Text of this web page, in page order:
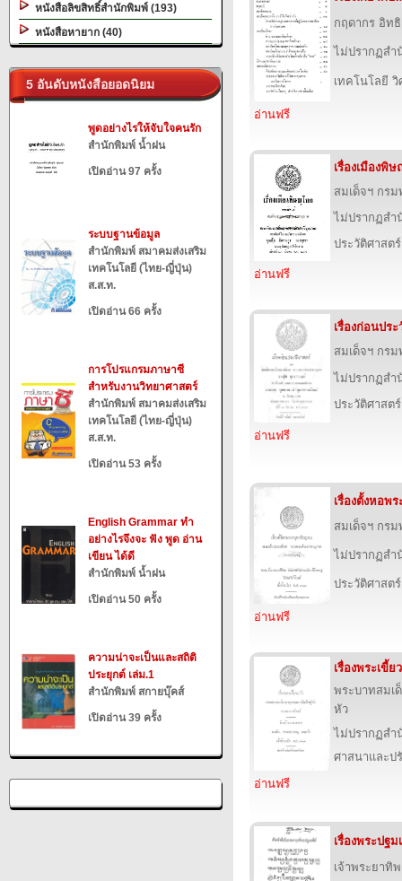
หนังสือลิขสิทธิ์สำนักพิมพ์ (193)
หนังสือหายาก (40)
5 อันดับหนังสือยอดนิยม
พูดอย่างไรให้จับใจคนรัก
สำนักพิมพ์ น้ำฝน
เปิดอ่าน 97 ครั้ง
ระบบฐานข้อมูล
สำนักพิมพ์ สมาคมส่งเสริม
เทคโนโลยี (ไทย-ญี่ปุ่น)
ส.ส.ท.
เปิดอ่าน 66 ครั้ง
การโปรแกรมภาษาซี
สำหรับงานวิทยาศาสตร์
สำนักพิมพ์ สมาคมส่งเสริม
เทคโนโลยี (ไทย-ญี่ปุ่น)
ส.ส.ท.
เปิดอ่าน 53 ครั้ง
English Grammar ทำ
อย่างไรจึงจะ ฟัง พูด อ่าน
เขียน ได้ดี
สำนักพิมพ์ น้ำฝน
เปิดอ่าน 50 ครั้ง
ความน่าจะเป็นและสถิติ
ประยุกต์ เล่ม.1
สำนักพิมพ์ สกายบุ๊คส์
เปิดอ่าน 39 ครั้ง
กฤดากร อิท
ไม่ปรากฏส
เทคโนโลยี
อ่านฟรี
เรื่องเมืองพิ
สมเด็จฯ กร
ไม่ปรากฏส
ประวัติศาสต
อ่านฟรี
เรื่องก่อนปร
สมเด็จฯ กร
ไม่ปรากฏส
ประวัติศาสต
อ่านฟรี
เรื่องตั้งหอพ
สมเด็จฯ กร
ไม่ปรากฏส
ประวัติศาสต
อ่านฟรี
เรื่องพระเขี้ย
พระบาทสมเ
หัว
ไม่ปรากฏส
ศาสนาและป
อ่านฟรี
เรื่องพระปฐม
เจ้าพระยาทิ